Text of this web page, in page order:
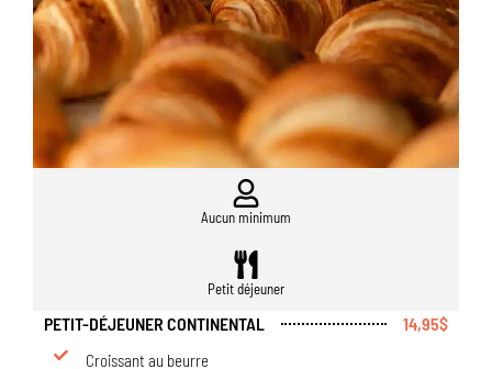
Aucun minimum
Petit déjeuner
PETIT-DÉJEUNER CONTINENTAL 14,95$
Croissant au beurre